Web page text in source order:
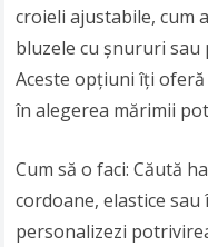
croieli ajustabile, cum
bluzele cu șnururi sau
Aceste opțiuni îți
în alegerea mărimii
Cum să o faci: Căută
cordoane, elastice
personalizezi